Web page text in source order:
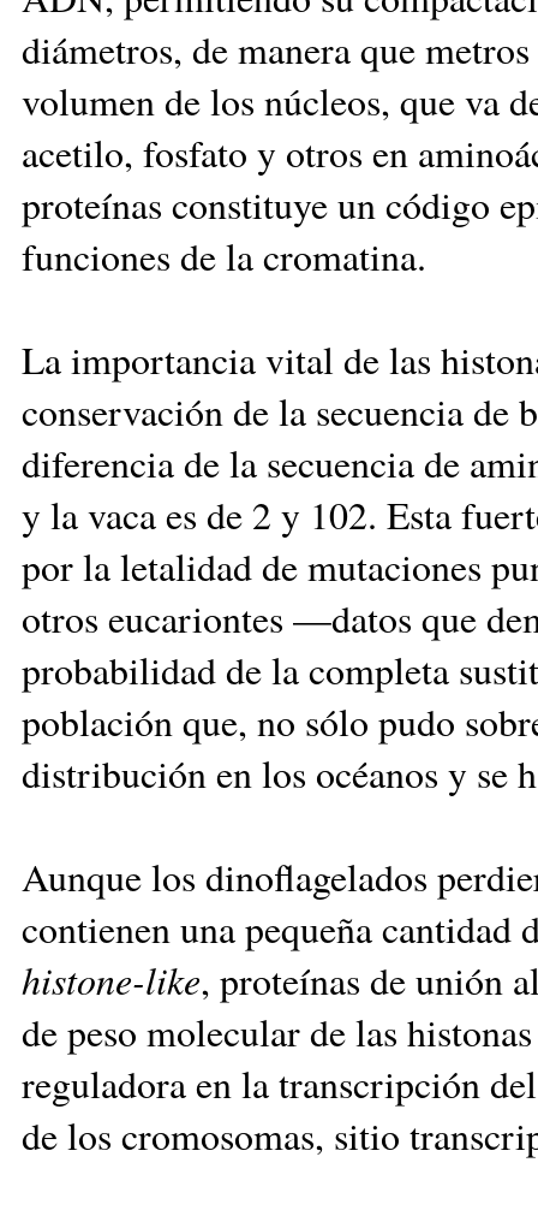
diámetros, de manera que
volumen de los núcleos, que va
acetilo, fosfato y otros en
proteínas constituye un código
funciones de la cromatina.
La importancia vital de las
conservación de la secuencia
diferencia de la secuencia de
y la vaca es de 2 y 102. Esta
por la letalidad de mutaciones
otros eucariontes —datos que
probabilidad de la completa
población que, no sólo pudo
distribución en los océanos y se
Aunque los dinoflagelados
contienen una pequeña cantidad
histone-like, proteínas de unión
de peso molecular de las
reguladora en la transcripción
de los cromosomas, sitio